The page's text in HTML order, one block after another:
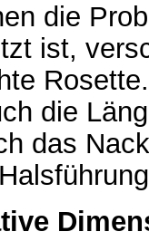
die
ist,
die
das